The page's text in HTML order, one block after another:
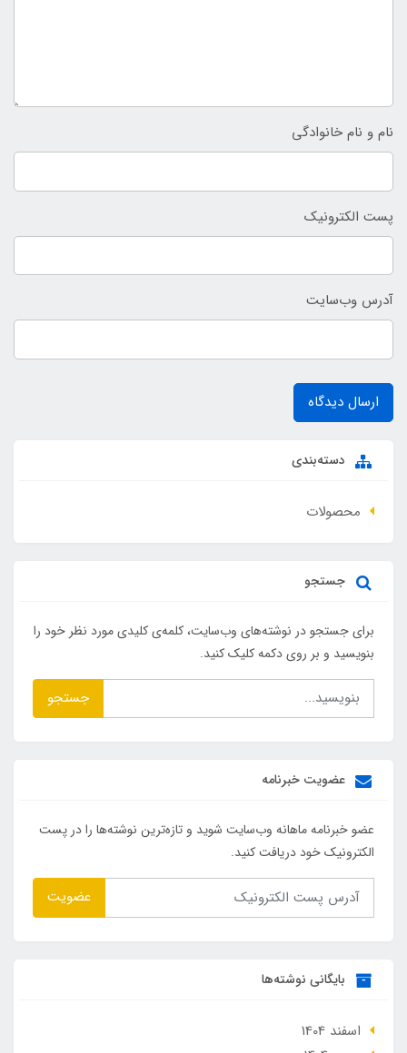
نام و نام خانوادگی
پست الکترونیک
آدرس وب‌سایت
ارسال دیدگاه
دسته‌بندی
محصولات
جستجو
برای جستجو در نوشته‌های وب‌سایت، کلمه‌ی کلیدی مورد نظر خود را
بنویسید و بر روی دکمه کلیک کنید.
جستجو
عضویت خبرنامه
عضو خبرنامه ماهانه وب‌سایت شوید و تازه‌ترین نوشته‌ها را در پست
الکترونیک خود دریافت کنید.
عضویت
بایگانی نوشته‌ها
اسفند 1404